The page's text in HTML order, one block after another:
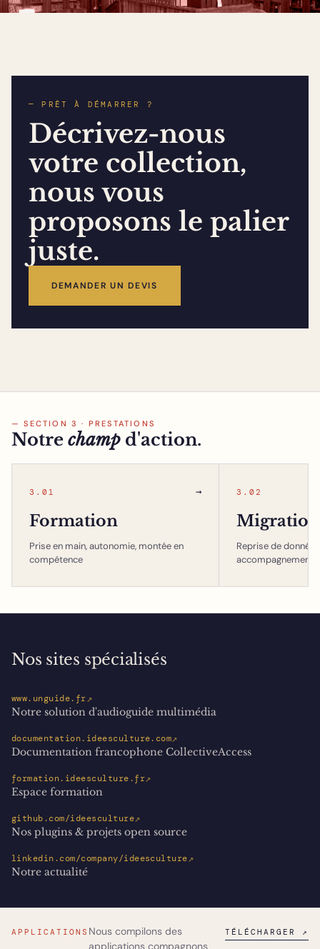
— PRÊT À DÉMARRER ?
Décrivez-nous
votre collection,
nous vous
proposons le palier
juste.
DEMANDER UN DEVIS
— SECTION 3 · PRESTATIONS
Notre champ d'action.
3.01 →
Formation
Prise en main, autonomie, montée en
compétence
3.02
Migration
Reprise de
accompagnement
Nos sites spécialisés
www.unguide.fr↗
Notre solution d'audioguide multimédia
documentation.ideesculture.com↗
Documentation francophone CollectiveAccess
formation.ideesculture.fr↗
Espace formation
github.com/ideesculture↗
Nos plugins & projets open source
linkedin.com/company/ideesculture↗
Notre actualité
APPLICATIONS Nous compilons des
applications compagnons
TÉLÉCHARGER ↗